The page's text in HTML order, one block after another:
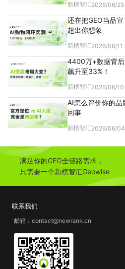
新榜智汇2026/06/25
还在把GEO当品
超出你想象
新榜智汇2026/06/11
4400万+数据背
飙升至33%！
新榜智汇2026/06/10
AI怎么评价你的
回事
新榜智汇2026/06/04
满足你的GEO全链路需求，
只需要一个新榜智汇Geowise
联系我们
邮箱：contact@newrank.cn